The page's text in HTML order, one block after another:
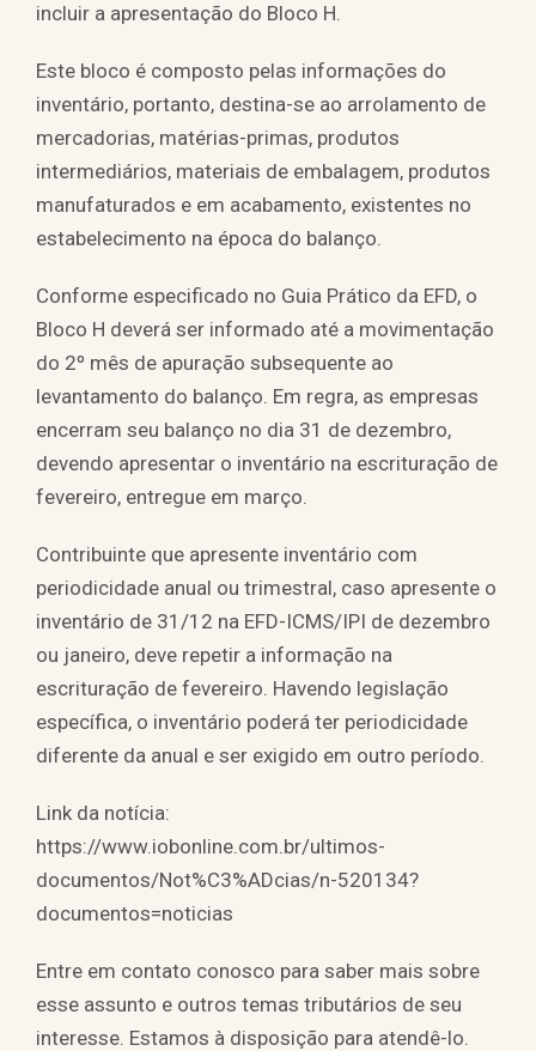
incluir a apresentação do Bloco H.
Este bloco é composto pelas informações do
inventário, portanto, destina-se ao arrolamento de
mercadorias, matérias-primas, produtos
intermediários, materiais de embalagem, produtos
manufaturados e em acabamento, existentes no
estabelecimento na época do balanço.
Conforme especificado no Guia Prático da EFD, o
Bloco H deverá ser informado até a movimentação
do 2º mês de apuração subsequente ao
levantamento do balanço. Em regra, as empresas
encerram seu balanço no dia 31 de dezembro,
devendo apresentar o inventário na escrituração de
fevereiro, entregue em março.
Contribuinte que apresente inventário com
periodicidade anual ou trimestral, caso apresente o
inventário de 31/12 na EFD-ICMS/IPI de dezembro
ou janeiro, deve repetir a informação na
escrituração de fevereiro. Havendo legislação
específica, o inventário poderá ter periodicidade
diferente da anual e ser exigido em outro período.
Link da notícia:
https://www.iobonline.com.br/ultimos-
documentos/Not%C3%ADcias/n-520134?
documentos=noticias
Entre em contato conosco para saber mais sobre
esse assunto e outros temas tributários de seu
interesse. Estamos à disposição para atendê-lo.